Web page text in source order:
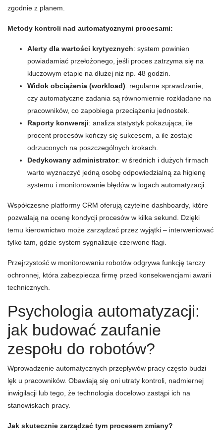
zgodnie z planem.
Metody kontroli nad automatycznymi procesami:
Alerty dla wartości krytycznych: system powinien
powiadamiać przełożonego, jeśli proces zatrzyma się na
kluczowym etapie na dłużej niż np. 48 godzin.
Widok obciążenia (workload): regularne sprawdzanie,
czy automatyczne zadania są równomiernie rozkładane na
pracowników, co zapobiega przeciążeniu jednostek.
Raporty konwersji: analiza statystyk pokazująca, ile
procent procesów kończy się sukcesem, a ile zostaje
odrzuconych na poszczególnych krokach.
Dedykowany administrator: w średnich i dużych firmach
warto wyznaczyć jedną osobę odpowiedzialną za higienę
systemu i monitorowanie błędów w logach automatyzacji.
Współczesne platformy CRM oferują czytelne dashboardy, które
pozwalają na ocenę kondycji procesów w kilka sekund. Dzięki
temu kierownictwo może zarządzać przez wyjątki – interweniować
tylko tam, gdzie system sygnalizuje czerwone flagi.
Przejrzystość w monitorowaniu robotów odgrywa funkcję tarczy
ochronnej, która zabezpiecza firmę przed konsekwencjami awarii
technicznych.
Psychologia automatyzacji:
jak budować zaufanie
zespołu do robotów?
Wprowadzenie automatycznych przepływów pracy często budzi
lęk u pracowników. Obawiają się oni utraty kontroli, nadmiernej
inwigilacji lub tego, że technologia docelowo zastąpi ich na
stanowiskach pracy.
Jak skutecznie zarządzać tym procesem zmiany?